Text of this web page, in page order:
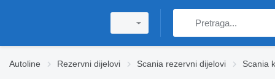
Autoline Rezervni dijelovi Scania rezervni dijelovi Scania